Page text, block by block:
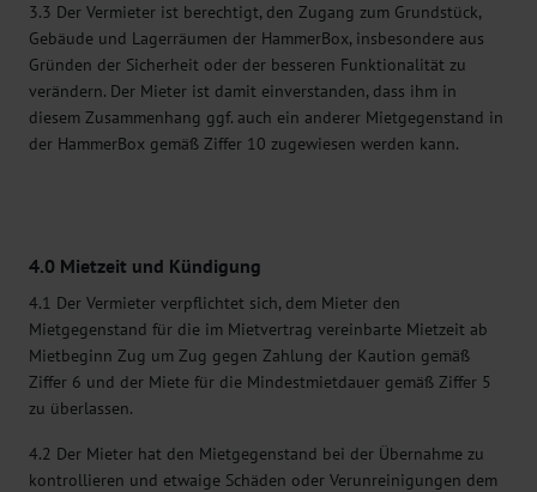
3.3 Der Vermieter ist berechtigt, den Zugang zum Grundstück,
Gebäude und Lagerräumen der HammerBox, insbesondere aus
Gründen der Sicherheit oder der besseren Funktionalität zu
verändern. Der Mieter ist damit einverstanden, dass ihm in
diesem Zusammenhang ggf. auch ein anderer Mietgegenstand in
der HammerBox gemäß Ziffer 10 zugewiesen werden kann.
4.0 Mietzeit und Kündigung
4.1 Der Vermieter verpflichtet sich, dem Mieter den
Mietgegenstand für die im Mietvertrag vereinbarte Mietzeit ab
Mietbeginn Zug um Zug gegen Zahlung der Kaution gemäß
Ziffer 6 und der Miete für die Mindestmietdauer gemäß Ziffer 5
zu überlassen.
4.2 Der Mieter hat den Mietgegenstand bei der Übernahme zu
kontrollieren und etwaige Schäden oder Verunreinigungen dem